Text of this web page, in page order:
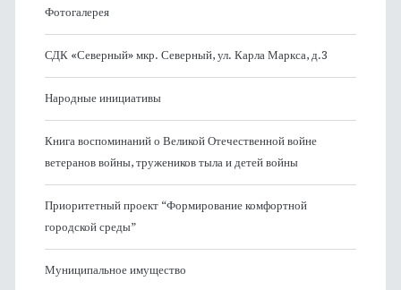
Фотогалерея
СДК «Северный» мкр. Северный, ул. Карла Маркса, д.3
Народные инициативы
Книга воспоминаний о Великой Отечественной войне
ветеранов войны, тружеников тыла и детей войны
Приоритетный проект “Формирование комфортной
городской среды”
Муниципальное имущество